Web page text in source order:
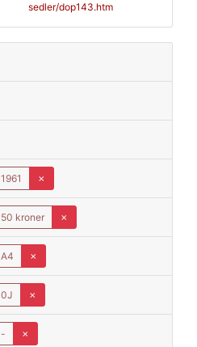
sedler/dop143.htm
1961 ✗
50 kroner ✗
A4 ✗
0J ✗
- ✗